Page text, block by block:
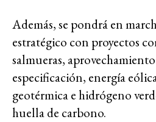
Además, se pondrá en
estratégico con proyectos
salmueras,
especificación, energía
geotérmica e hidrógeno
huella de carbono.